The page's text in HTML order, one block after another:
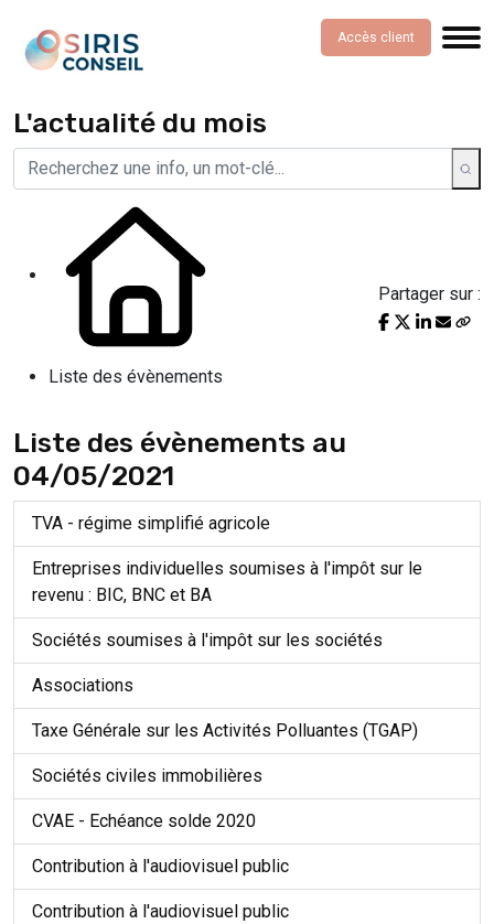
Accès client
L'actualité du mois
Liste des évènements
Partager sur :
Liste des évènements au
04/05/2021
TVA - régime simplifié agricole
Entreprises individuelles soumises à l'impôt sur le
revenu : BIC, BNC et BA
Sociétés soumises à l'impôt sur les sociétés
Associations
Taxe Générale sur les Activités Polluantes (TGAP)
Sociétés civiles immobilières
CVAE - Echéance solde 2020
Contribution à l'audiovisuel public
Contribution à l'audiovisuel public